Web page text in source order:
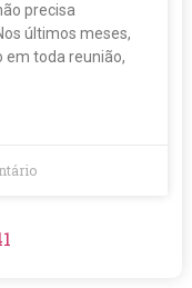
precisa
últimos meses,
em toda reunião,